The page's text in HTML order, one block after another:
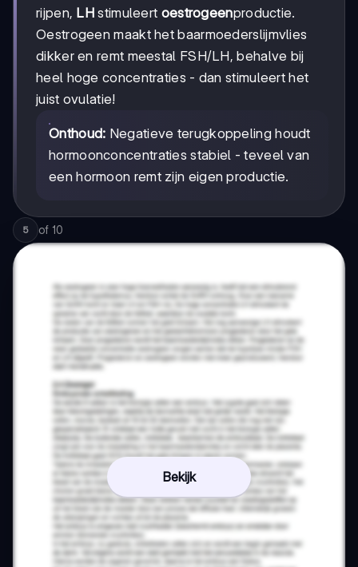
rijpen, LH stimuleert oestrogeenproductie.
Oestrogeen maakt het baarmoederslijmvlies
dikker en remt meestal FSH/LH, behalve bij
heel hoge concentraties - dan stimuleert het
juist ovulatie!
Onthoud: Negatieve terugkoppeling houdt
hormoonconcentraties stabiel - teveel van
een hormoon remt zijn eigen productie.
5 of 10
Bekijk